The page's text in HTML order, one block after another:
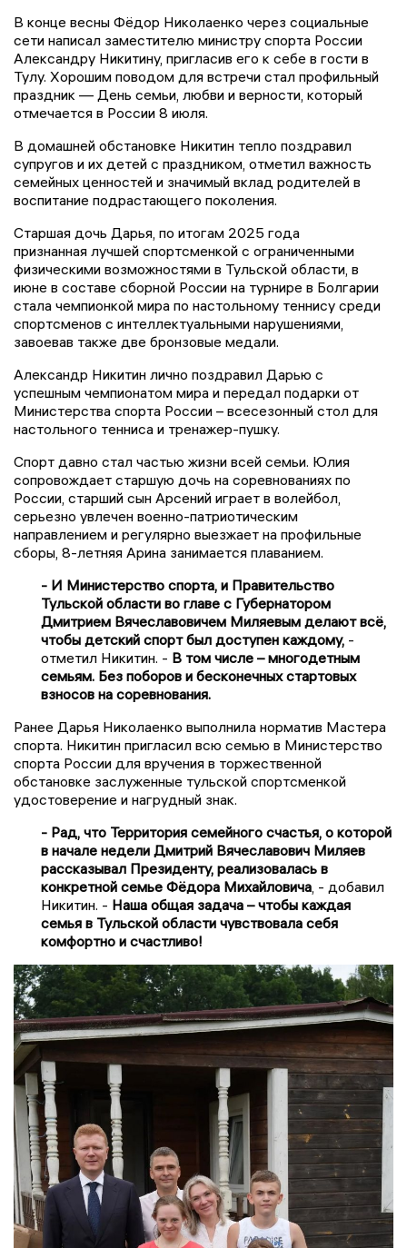
В конце весны Фёдор Николаенко через социальные
сети написал заместителю министру спорта России
Александру Никитину, пригласив его к себе в гости в
Тулу. Хорошим поводом для встречи стал профильный
праздник — День семьи, любви и верности, который
отмечается в России 8 июля.
В домашней обстановке Никитин тепло поздравил
супругов и их детей с праздником, отметил важность
семейных ценностей и значимый вклад родителей в
воспитание подрастающего поколения.
Старшая дочь Дарья, по итогам 2025 года
признанная лучшей спортсменкой с ограниченными
физическими возможностями в Тульской области, в
июне в составе сборной России на турнире в Болгарии
стала чемпионкой мира по настольному теннису среди
спортсменов с интеллектуальными нарушениями,
завоевав также две бронзовые медали.
Александр Никитин лично поздравил Дарью с
успешным чемпионатом мира и передал подарки от
Министерства спорта России – всесезонный стол для
настольного тенниса и тренажер-пушку.
Спорт давно стал частью жизни всей семьи. Юлия
сопровождает старшую дочь на соревнованиях по
России, старший сын Арсений играет в волейбол,
серьезно увлечен военно-патриотическим
направлением и регулярно выезжает на профильные
сборы, 8-летняя Арина занимается плаванием.
- И Министерство спорта, и Правительство
Тульской области во главе с Губернатором
Дмитрием Вячеславовичем Миляевым делают всё,
чтобы детский спорт был доступен каждому, -
отметил Никитин. - В том числе – многодетным
семьям. Без поборов и бесконечных стартовых
взносов на соревнования.
Ранее Дарья Николаенко выполнила норматив Мастера
спорта. Никитин пригласил всю семью в Министерство
спорта России для вручения в торжественной
обстановке заслуженные тульской спортсменкой
удостоверение и нагрудный знак.
- Рад, что Территория семейного счастья, о которой
в начале недели Дмитрий Вячеславович Миляев
рассказывал Президенту, реализовалась в
конкретной семье Фёдора Михайловича, - добавил
Никитин. - Наша общая задача – чтобы каждая
семья в Тульской области чувствовала себя
комфортно и счастливо!